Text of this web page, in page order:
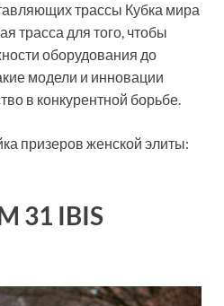
трассы Кубка мира
трасса для того, чтобы
оборудования до
модели и инновации
в конкурентной борьбе.
призеров женской элиты:
31 IBIS